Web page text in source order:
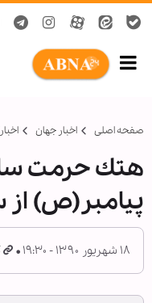
صفحه اصلی اخبار جهان
هتك حرمت
پيامبر(ص)
۱۸ شهریور ۱۳۹۰ - ۱۹:۳۰